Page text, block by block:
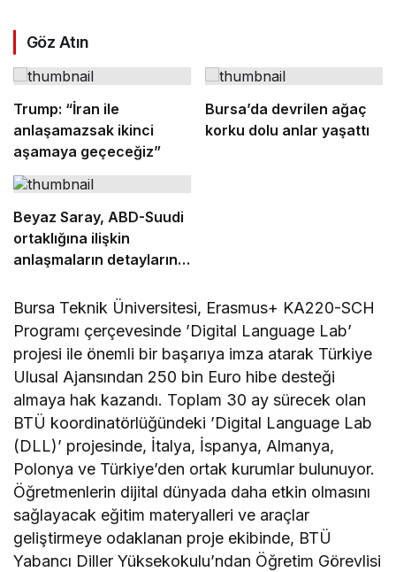
Göz Atın
Trump: “İran ile
anlaşamazsak ikinci
aşamaya geçeceğiz”
Bursa’da devrilen ağaç
korku dolu anlar yaşattı
Beyaz Saray, ABD-Suudi
ortaklığına ilişkin
anlaşmaların detaylarını
Bursa Teknik Üniversitesi, Erasmus+ KA220-SCH
Programı çerçevesinde ’Digital Language Lab’
projesi ile önemli bir başarıya imza atarak Türkiye
Ulusal Ajansından 250 bin Euro hibe desteği
almaya hak kazandı. Toplam 30 ay sürecek olan
BTÜ koordinatörlüğündeki ’Digital Language Lab
(DLL)’ projesinde, İtalya, İspanya, Almanya,
Polonya ve Türkiye’den ortak kurumlar bulunuyor.
Öğretmenlerin dijital dünyada daha etkin olmasını
sağlayacak eğitim materyalleri ve araçlar
geliştirmeye odaklanan proje ekibinde, BTÜ
Yabancı Diller Yüksekokulu’ndan Öğretim Görevlisi